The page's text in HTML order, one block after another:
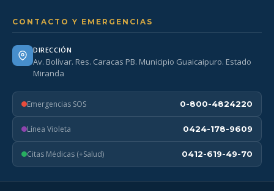
CONTACTO Y EMERGENCIAS
DIRECCIÓN
Av. Bolívar. Res. Caracas PB. Municipio Guaicaipuro. Estado
Miranda
Emergencias SOS 0-800-4824220
Línea Violeta 0424-178-9609
Citas Médicas (+Salud) 0412-619-49-70